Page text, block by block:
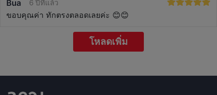
Bua 6 ปีที่แล้ว
ขอบคุณค่า ทักตรงตลอดเลยค่ะ 😊😊
โหลดเพิ่ม